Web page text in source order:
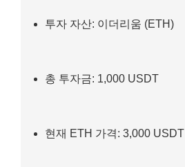
투자 자산: 이더리움 (ETH)
총 투자금: 1,000 USDT
현재 ETH 가격: 3,000 USDT